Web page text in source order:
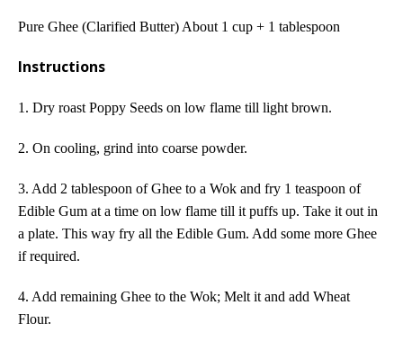
Pure Ghee (Clarified Butter) About 1 cup + 1 tablespoon
Instructions
1. Dry roast Poppy Seeds on low flame till light brown.
2. On cooling, grind into coarse powder.
3. Add 2 tablespoon of Ghee to a Wok and fry 1 teaspoon of
Edible Gum at a time on low flame till it puffs up. Take it out in
a plate. This way fry all the Edible Gum. Add some more Ghee
if required.
4. Add remaining Ghee to the Wok; Melt it and add Wheat
Flour.